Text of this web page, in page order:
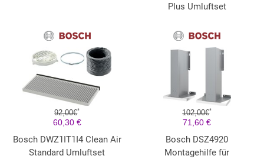
Plus Umluftset
92,00€*
60,30 €
Bosch DWZ1IT1I4 Clean Air
Standard Umluftset
102,00€*
71,60 €
Bosch DSZ4920
Montagehilfe für